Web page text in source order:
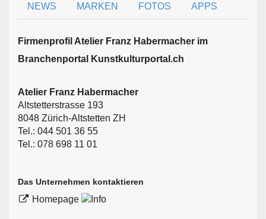
NEWS MARKEN FOTOS APPS
Firmen­profil Atelier Franz Habermacher im
Branchen­portal Kunstkulturportal.ch
Atelier Franz Habermacher
Altstetterstrasse 193
8048 Zürich-Altstetten ZH
Tel.: 044 501 36 55
Tel.: 078 698 11 01
Das Unternehmen kontaktieren
Homepage